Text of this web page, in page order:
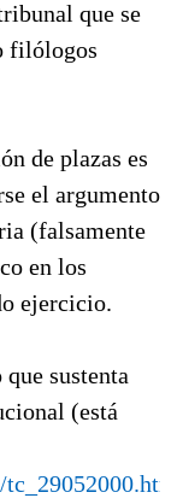
que se
filólogos
de plazas es
el argumento
(falsamente
en los
ejercicio.
sustenta
(está